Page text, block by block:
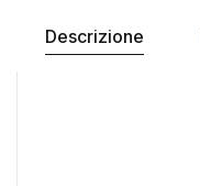
Descrizione